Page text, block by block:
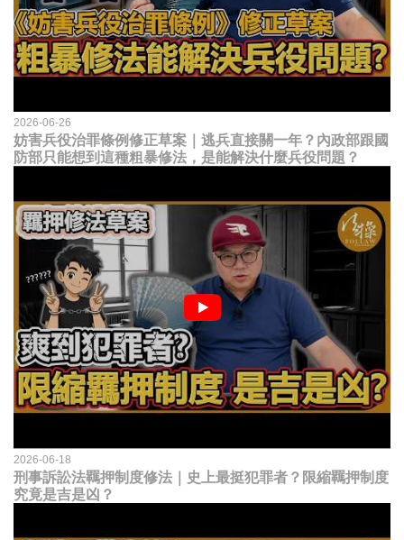
2026-06-26
妨害兵役治罪條例修正草案｜逃兵直接關一年？內政部跟國
防部只能想到這種粗暴修法，是能解決什麼兵役問題？
2026-06-18
刑事訴訟法羈押制度修法｜史上最挺犯罪者？限縮羈押制度
究竟是吉是凶？